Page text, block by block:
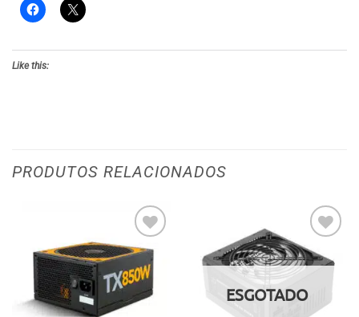
Like this:
PRODUTOS RELACIONADOS
Adicionar
aos meus
desejos
Adicionar
aos meus
ESGOTADO